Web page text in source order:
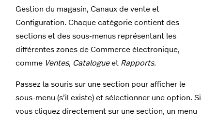
Gestion du magasin, Canaux de vente et
Configuration. Chaque catégorie contient des
sections et des sous-menus représentant les
différentes zones de Commerce électronique,
comme Ventes, Catalogueet Rapports.
Passez la souris sur une section pour afficher le
sous-menu (s’il existe) et sélectionner une option. Si
vous cliquez directement sur une section, un menu